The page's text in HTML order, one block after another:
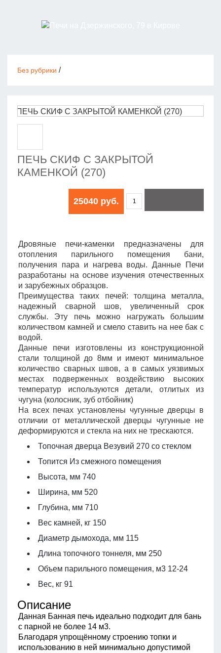
Без рубрики /
ПЕЧЬ СКИФ С ЗАКРЫТОЙ
КАМЕНКОЙ (270)
25040 руб.
Дровяные печи-каменки предназначены для
отопления парильного помещения бани,
получения пара и нагрева воды. Данные Печи
разработаны на основе изучения отечественных
и зарубежных образцов.
Преимущества таких печей: толщина металла,
надежный сварной шов, увеличенный срок
службы. Эту печь можно нагружать большим
количеством камней и смело ставить на нее бак с
водой.
Данные печи изготовлены из конструкционной
стали толщиной до 8мм и имеют минимальное
количество сварных швов, а в самых уязвимых
местах подверженных воздействию высоких
температур используются детали, отлитых из
чугуна (колосник, зуб отбойник)
На всех печах установлены чугунные дверцы в
отличии от металлической дверцы чугунные не
деформируются и стекла на них не трескаются.
Топочная дверца Везувий 270 со стеклом
Топится Из смежного помещения
Высота, мм 740
Ширина, мм 520
Глубина, мм 710
Вес камней, кг 150
Диаметр дымохода, мм 115
Длина топочного тоннеля, мм 250
Объем парильного помещения, м3 12-24
Вес, кг 91
Описание
Данная Банная печь идеально подходит для бань
с парной не более 14 м3.
Благодаря упрощённому строению топки и
использованию в ней минимально допустимой